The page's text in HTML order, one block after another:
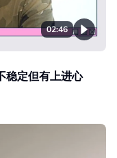
02:46
稳定但有上进心